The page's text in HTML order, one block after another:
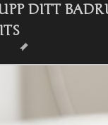
DITT